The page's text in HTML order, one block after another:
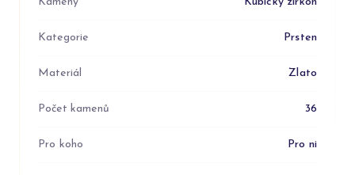
Kategorie Prsten
Materiál Zlato
Počet kamenů 36
Pro koho Pro ni